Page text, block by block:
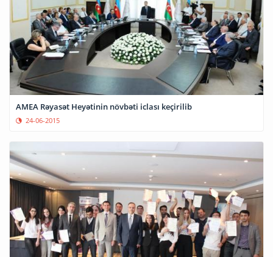
AMEA Rəyasət Heyətinin növbəti iclası keçirilib
24-06-2015